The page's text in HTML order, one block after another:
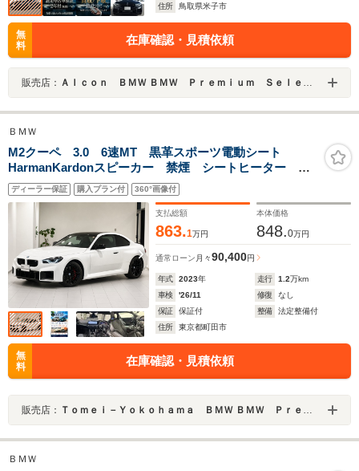
住所
鳥取県米子市
無
料
在庫確認・見積依頼
販売店： Ａｌｃｏｎ ＢＭＷ ＢＭＷ Ｐｒｅｍｉｕｍ Ｓｅｌｅｃｔｉｏｎ米子
ＢＭＷ
M2クーペ 3.0 6速MT 黒革スポーツ電動シート
HarmanKardonスピーカー 禁煙 シートヒーター
HUD クルーズコントロール Pアシスト バックカメ
ラ 正規認定中古車 全国正規ディーラー保証付/2年・走
ディーラー保証 購入プラン付 360°画像付
支払総額
863.1万円
本体価格
848.0万円
通常ローン 月々90,400円
年式 2023年 走行 1.2万km
車検
'26/11 修復
なし
保証
保証付 整備
法定整備付
住所
東京都町田市
無
料
在庫確認・見積依頼
販売店： Ｔｏｍｅｉ－Ｙｏｋｏｈａｍａ ＢＭＷ ＢＭＷ Ｐｒｅｍｉｕｍ Ｓｅｌｅｃｔｉｏｎ 町田鶴川
ＢＭＷ